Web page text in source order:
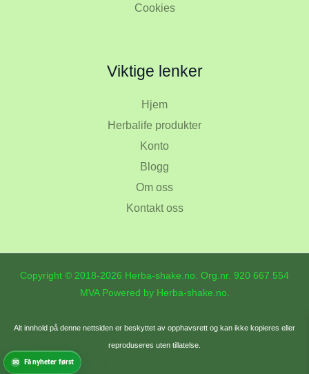
Cookies
Viktige lenker
Hjem
Herbalife produkter
Konto
Blogg
Om oss
Kontakt oss
Copyright © 2018-2026 Herba-shake.no. Org.nr. 920 667 554
MVA Powered by Herba-shake.no.
Alt innhold på denne nettsiden er beskyttet av opphavsrett og kan ikke kopieres eller
reproduseres uten tillatelse.
Få nyheter først